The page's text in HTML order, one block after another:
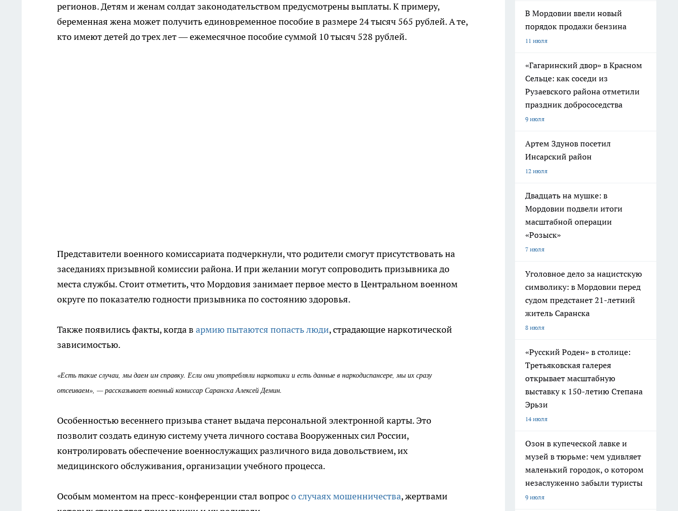
регионов. Детям и женам солдат законодательством предусмотрены выплаты. К примеру,
беременная жена может получить единовременное пособие в размере 24 тысяч 565 рублей. А те,
кто имеют детей до трех лет — ежемесячное пособие суммой 10 тысяч 528 рублей.
Представители военного комиссариата подчеркнули, что родители смогут присутствовать на
заседаниях призывной комиссии района. И при желании могут сопроводить призывника до
места службы. Стоит отметить, что Мордовия занимает первое место в Центральном военном
округе по показателю годности призывника по состоянию здоровья.
Также появились факты, когда в армию пытаются попасть люди, страдающие наркотической
зависимостью.
«Есть такие случаи, мы даем им справку. Если они употребляли наркотики и есть данные в наркодиспансере, мы их сразу
отсеиваем», — рассказывает военный комиссар Саранска Алексей Демин.
Особенностью весеннего призыва станет выдача персональной электронной карты. Это
позволит создать единую систему учета личного состава Вооруженных сил России,
контролировать обеспечение военнослужащих различного вида довольствием, их
медицинского обслуживания, организации учебного процесса.
Особым моментом на пресс-конференции стал вопросо случаях мошенничества, жертвами
В Мордовии ввели новый
порядок продажи бензина
11 июля
«Гагаринский двор» в Красном
Сельце: как соседи из
Рузаевского района отметили
праздник добрососедства
9 июля
Артем Здунов посетил
Инсарский район
12 июля
Двадцать на мушке: в
Мордовии подвели итоги
масштабной операции
«Розыск»
7 июля
Уголовное дело за нацистскую
символику: в Мордовии перед
судом предстанет 21-летний
житель Саранска
8 июля
«Русский Роден» в столице:
Третьяковская галерея
открывает масштабную
выставку к 150-летию Степана
Эрьзи
14 июля
Озон в купеческой лавке и
музей в тюрьме: чем удивляет
маленький городок, о котором
незаслуженно забыли туристы
9 июля